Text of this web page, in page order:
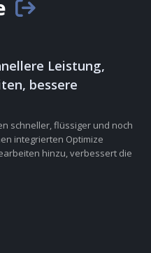
Leistung,
bessere
schneller, flüssiger und noch
integrierten Optimize
hinzu, verbessert die